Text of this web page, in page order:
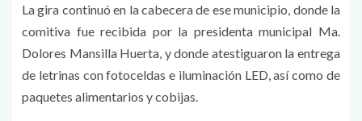
La gira continuó en la cabecera de ese municipio, donde la
comitiva fue recibida por la presidenta municipal Ma.
Dolores Mansilla Huerta, y donde atestiguaron la entrega
de letrinas con fotoceldas e iluminación LED, así como de
paquetes alimentarios y cobijas.